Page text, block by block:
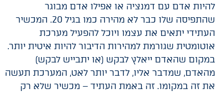
להיות אדם עם דמנציה או אפילו אדם מבוגר
שהתפיסה שלו כבר לא מהירה כמו בגיל 20. המכשיר
העתידי יתאים את עצמו ויוכל להפעיל מערכת
אוטומטית שגורמת למהירות הדיבור להיות איטית יותר.
במקום שהאדם ייאלץ לבקש (או יתבייש לבקש)
מהאדם, שמדבר אליו, לדבר יותר לאט, המערכת תעשה
את זה במקומו. זה באמת העתיד – מכשיר שלא רק